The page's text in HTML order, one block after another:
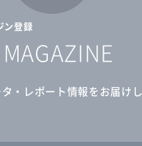
ン登録
・レポート情報をお届けし